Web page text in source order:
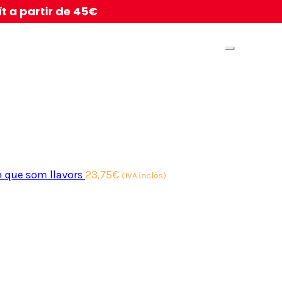
a partir de 45€
que som llavors 23,75€ (IVA inclòs)